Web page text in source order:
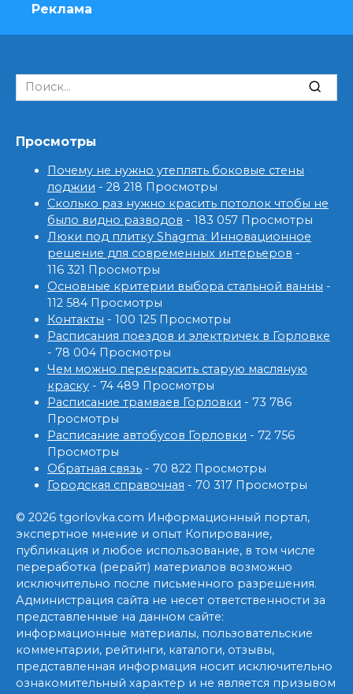
Реклама
Search
for:
Просмотры
Почему не нужно утеплять боковые стены
лоджии - 28 218 Просмотры
Сколько раз нужно красить потолок чтобы не
было видно разводов - 183 057 Просмотры
Люки под плитку Shagma: Инновационное
решение для современных интерьеров -
116 321 Просмотры
Основные критерии выбора стальной ванны -
112 584 Просмотры
Контакты - 100 125 Просмотры
Расписания поездов и электричек в Горловке
- 78 004 Просмотры
Чем можно перекрасить старую масляную
краску - 74 489 Просмотры
Расписание трамваев Горловки - 73 786
Просмотры
Расписание автобусов Горловки - 72 756
Просмотры
Обратная связь - 70 822 Просмотры
Городская справочная - 70 317 Просмотры
© 2026 tgorlovka.com Информационный портал,
экспертное мнение и опыт Копирование,
публикация и любое использование, в том числе
переработка (рерайт) материалов возможно
исключительно после письменного разрешения.
Администрация сайта не несет ответственности за
представленные на данном сайте:
информационные материалы, пользовательские
комментарии, рейтинги, каталоги, отзывы,
представленная информация носит исключительно
ознакомительный характер и не является призывом